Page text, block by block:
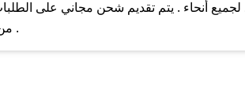
مع فريق دعم صحصح عبر الرسائل الخاصة
أنحاء . يتم تقديم شحن مجاني على
من ذلك. للاستفادة من خيار التوصيل السريع، يرجى تقديم طلبك قبل الساعة .